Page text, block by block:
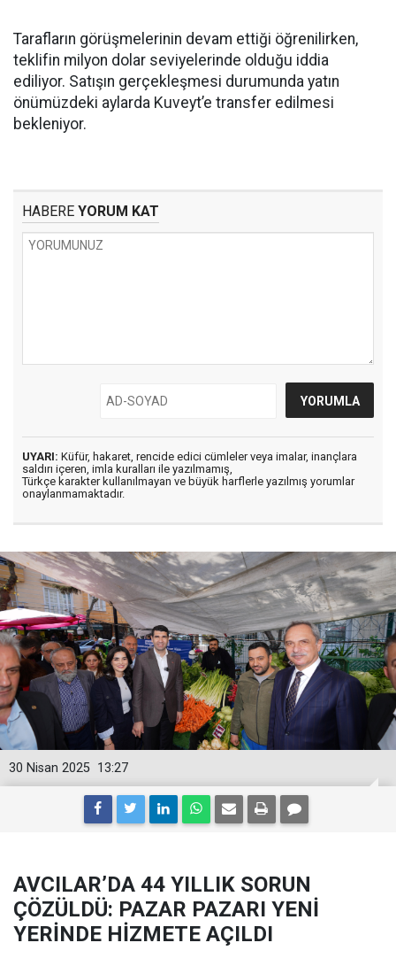
Tarafların görüşmelerinin devam ettiği öğrenilirken,
teklifin milyon dolar seviyelerinde olduğu iddia
ediliyor. Satışın gerçekleşmesi durumunda yatın
önümüzdeki aylarda Kuveyt’e transfer edilmesi
bekleniyor.
HABERE YORUM KAT
UYARI: Küfür, hakaret, rencide edici cümleler veya imalar, inançlara
saldırı içeren, imla kuralları ile yazılmamış,
Türkçe karakter kullanılmayan ve büyük harflerle yazılmış yorumlar
onaylanmamaktadır.
13:27
30 Nisan 2025
AVCILAR’DA 44 YILLIK SORUN
ÇÖZÜLDÜ: PAZAR PAZARI YENİ
YERİNDE HİZMETE AÇILDI